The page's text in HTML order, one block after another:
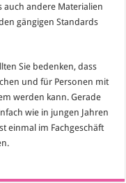
auch andere Materialien
gängigen Standards
Sie bedenken, dass
und für Personen mit
werden kann. Gerade
wie in jungen Jahren
einmal im Fachgeschäft